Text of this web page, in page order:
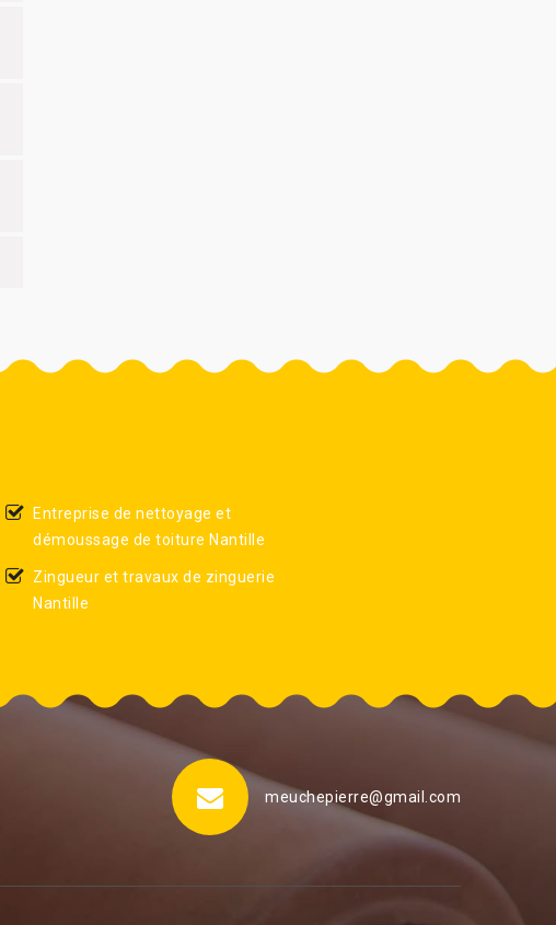
Entreprise de nettoyage et
démoussage de toiture Nantille
Zingueur et travaux de zinguerie
Nantille
meuchepierre@gmail.com